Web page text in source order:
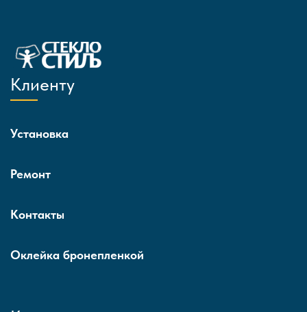
Клиенту
Установка
Ремонт
Контакты
Оклейка бронепленкой